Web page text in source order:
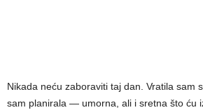
Nikada neću zaboraviti taj dan. Vratila sam
sam planirala — umorna, ali i sretna što ću